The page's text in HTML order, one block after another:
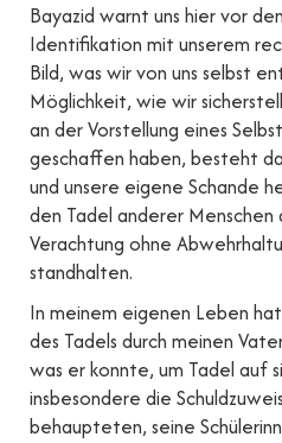
Bayazid warnt uns hier vor
Identifikation mit unserem
Bild, was wir von uns selbst
Möglichkeit, wie wir
an der Vorstellung eines
geschaffen haben, besteht
und unsere eigene Schande
den Tadel anderer Menschen
Verachtung ohne
standhalten.
In meinem eigenen Leben
des Tadels durch meinen
was er konnte, um Tadel auf
insbesondere die
behaupteten, seine